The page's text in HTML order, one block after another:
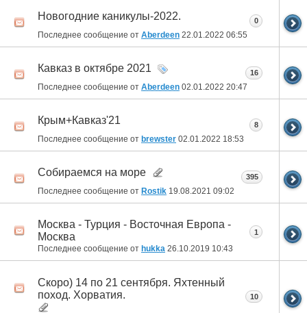
Новогодние каникулы-2022.
Последнее сообщение от Aberdeen 22.01.2022 06:55
0
Кавказ в октябре 2021
Последнее сообщение от Aberdeen 02.01.2022 20:47
16
Крым+Кавказ'21
Последнее сообщение от brewster 02.01.2022 18:53
8
Собираемся на море
Последнее сообщение от Rostik 19.08.2021 09:02
395
Москва - Турция - Восточная Европа -
Москва
Последнее сообщение от hukka 26.10.2019 10:43
1
Скоро) 14 по 21 сентября. Яхтенный
поход. Хорватия.
10